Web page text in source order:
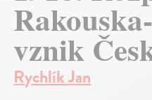
vznik
Rychlík Jan